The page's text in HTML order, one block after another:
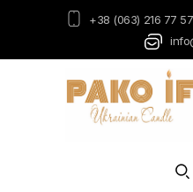
+38 (063) 216 77 57